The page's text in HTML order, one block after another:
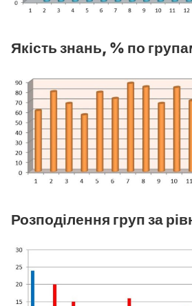
Якість знань, % по
Розподілення груп за